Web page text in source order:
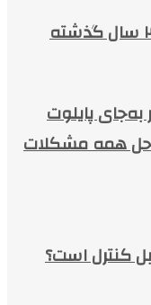
به‌جای پایلوت
حل همه مشکلات
کنترل است؟